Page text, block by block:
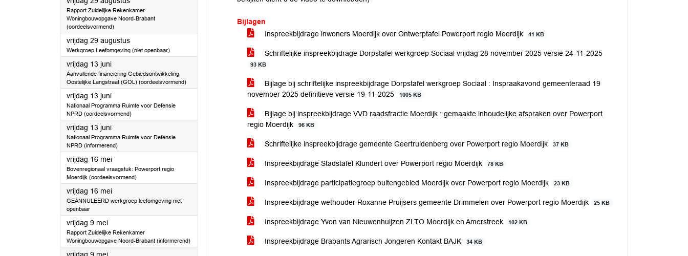
Rapport Zuidelijke Rekenkamer
Woningbouwopgave Noord-Brabant
(oordeelsvormend)
vrijdag 29 augustus2025
Werkgroep Leefomgeving (niet openbaar)
vrijdag 13 juni2025
Aanvullende financiering Gebiedsontwikkeling
Oostelijke Langstraat (GOL) (oordeelsvormend)
vrijdag 13 juni2025
Nationaal Programma Ruimte voor Defensie
NPRD (oordeelsvormend)
vrijdag 13 juni2025
Nationaal Programma Ruimte voor Defensie
NPRD (informerend)
vrijdag 16 mei2025
Bovenregionaal vraagstuk: Powerport regio
Moerdijk (oordeelsvormend)
vrijdag 16 mei2025
GEANNULEERD werkgroep leefomgeving niet
openbaar
vrijdag 9 mei2025
Rapport Zuidelijke Rekenkamer
Woningbouwopgave Noord-Brabant (informerend)
2025
Bijlagen
Inspreekbijdrage inwoners Moerdijk over Ontwerptafel Powerport regio Moerdijk
41 KB
Schriftelijke inspreekbijdrage Dorpstafel werkgroep Sociaal vrijdag 28 november 2025 versie 24-11-2025
93 KB
Bijlage bij schriftelijke inspreekbijdrage Dorpstafel werkgroep Sociaal : Inspraakavond gemeenteraad 19
november 2025 definitieve versie 19-11-2025
1005 KB
Bijlage bij inspreekbijdrage VVD raadsfractie Moerdijk : gemaakte inhoudelijke afspraken over Powerport
regio Moerdijk
96 KB
Schriftelijke inspreekbijdrage gemeente Geertruidenberg over Powerport regio Moerdijk 37 KB
Inspreekbijdrage Stadstafel Klundert over Powerport regio Moerdijk 78 KB
Inspreekbijdrage participatiegroep buitengebied Moerdijk over Powerport regio Moerdijk 23 KB
Inspreekbijdrage wethouder Roxanne Pruijsers gemeente Drimmelen over Powerport regio Moerdijk 25 KB
Inspreekbijdrage Yvon van Nieuwenhuijzen ZLTO Moerdijk en Amerstreek 102 KB
Inspreekbijdrage Brabants Agrarisch Jongeren Kontakt BAJK 34 KB